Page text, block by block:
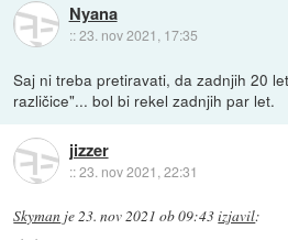
Nyana
::23. nov 2021, 17:35
Saj ni treba pretiravati, da zadnjih 20
različice"... bol bi rekel zadnjih par let.
jizzer
::23. nov 2021, 22:31
Skyman je23. nov 2021 ob 09:43izjavil: